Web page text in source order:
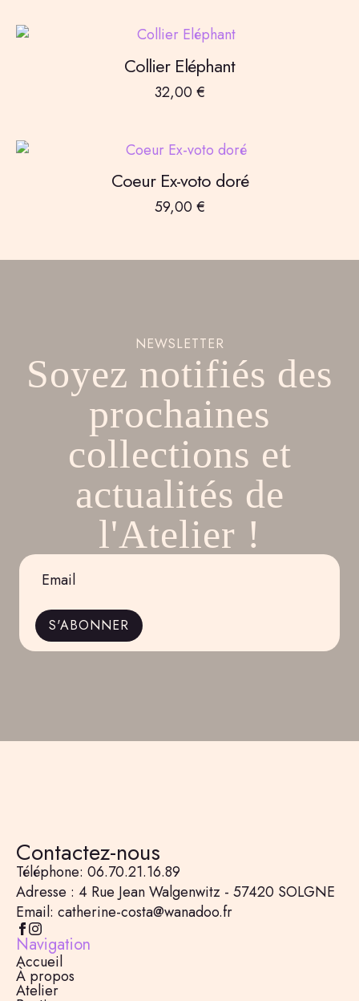
Collier Eléphant
32,00 €
Coeur Ex-voto doré
59,00 €
NEWSLETTER
Soyez notifiés des
prochaines
collections et
actualités de
l'Atelier !
*
S'ABONNER
Contactez-nous
Téléphone: 06.70.21.16.89
Adresse : 4 Rue Jean Walgenwitz - 57420 SOLGNE
Email: catherine-costa@wanadoo.fr
Navigation
Accueil
À propos
Atelier